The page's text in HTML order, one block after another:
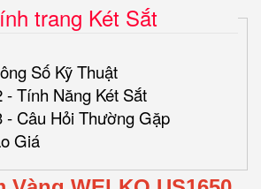
trang Két Sắt
Số Kỹ Thuật
- Tính Năng Két Sắt
- Câu Hỏi Thường Gặp
Giá